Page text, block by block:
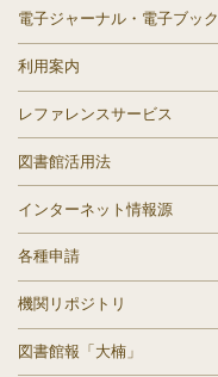
電子ジャーナル・電子ブック
利用案内
レファレンスサービス
図書館活用法
インターネット情報源
各種申請
機関リポジトリ
図書館報「大楠」